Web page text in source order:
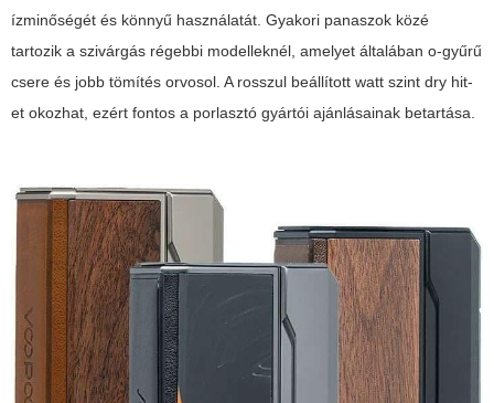
ízminőségét és könnyű használatát. Gyakori panaszok közé
tartozik a szivárgás régebbi modelleknél, amelyet általában o-gyűrű
csere és jobb tömítés orvosol. A rosszul beállított watt szint dry hit-
et okozhat, ezért fontos a porlasztó gyártói ajánlásainak betartása.